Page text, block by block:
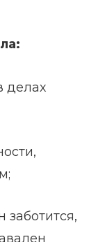
делах
заботится,